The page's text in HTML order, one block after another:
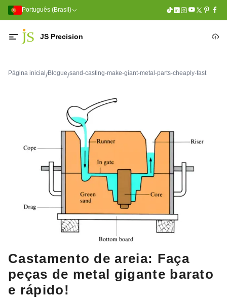
Português (Brasil)
JS Precision
Página inicial /Blogue/sand-casting-make-giant-metal-parts-cheaply-fast
Castamento de areia: Faça
peças de metal gigante barato
e rápido!